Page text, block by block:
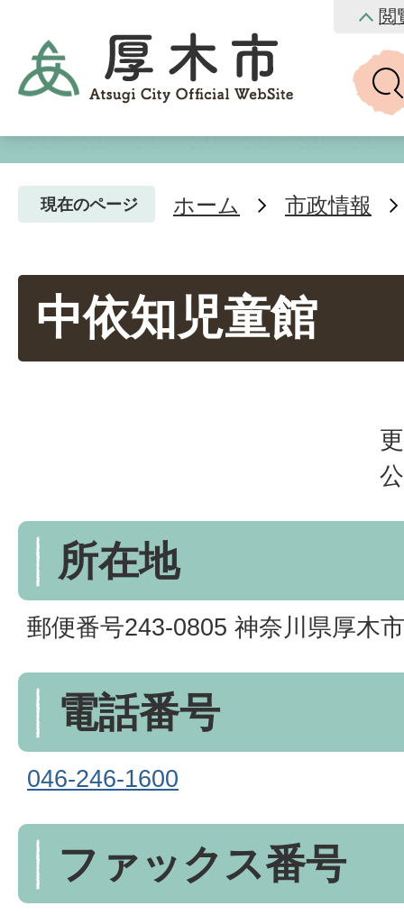
閲
現在のページ ホーム 市政情報
中依知児童館
所在地
郵便番号243-0805 神奈川県厚木
電話番号
046-246-1600
ファックス番号